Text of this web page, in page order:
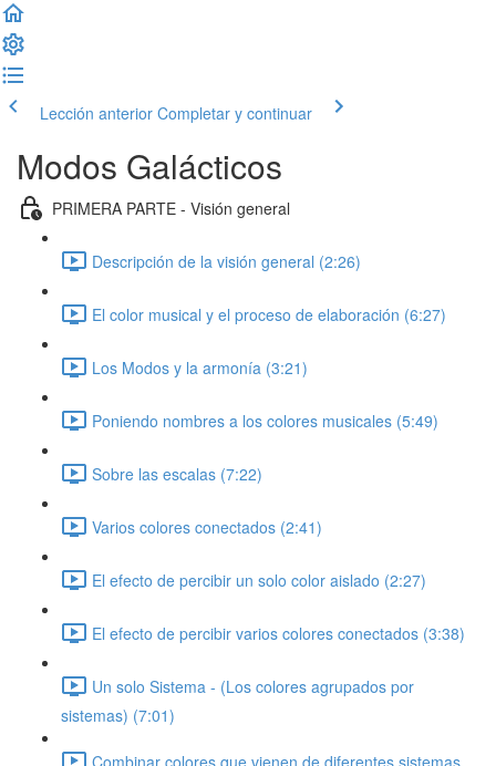
Lección anterior Completar y continuar
Modos Galácticos
PRIMERA PARTE - Visión general
Descripción de la visión general (2:26)
El color musical y el proceso de elaboración (6:27)
Los Modos y la armonía (3:21)
Poniendo nombres a los colores musicales (5:49)
Sobre las escalas (7:22)
Varios colores conectados (2:41)
El efecto de percibir un solo color aislado (2:27)
El efecto de percibir varios colores conectados (3:38)
Un solo Sistema - (Los colores agrupados por
sistemas) (7:01)
Combinar colores que vienen de diferentes sistemas